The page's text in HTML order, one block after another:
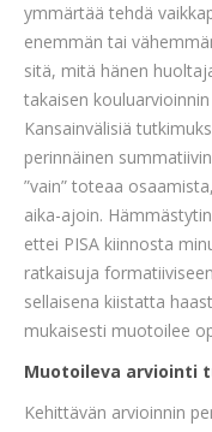
ymmärtää tehdä
enemmän tai
sitä, mitä hänen
takaisen
Kansainvälisiä
perinnäinen
”vain” toteaa
aika-ajoin.
ettei PISA kiinnosta
ratkaisuja
sellaisena kiistatta
mukaisesti muotoilee
Muotoileva arviointi
Kehittävän arvioinnin